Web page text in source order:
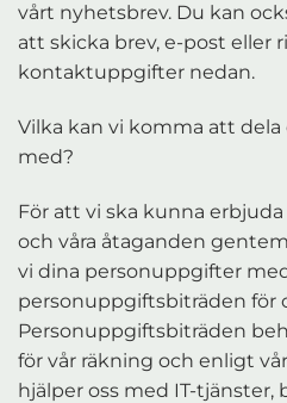
vårt nyhetsbrev. Du kan
att skicka brev, e-post eller
kontaktuppgifter nedan.
Vilka kan vi komma att
med?
För att vi ska kunna
och våra åtaganden
vi dina personuppgifter
personuppgiftsbiträden för
Personuppgiftsbiträden
för vår räkning och enligt
hjälper oss med IT-tjänster,